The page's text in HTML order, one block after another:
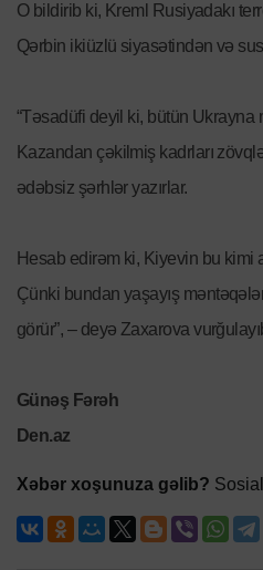
O bildirib ki, Kreml Rusiyadakı
Qərbin ikiüzlü siyasətindən və
“Təsadüfi deyil ki, bütün Ukrayna
Kazandan çəkilmiş kadrları
ədəbsiz şərhlər yazırlar.
Hesab edirəm ki, Kiyevin bu kimi
Çünki bundan yaşayış
görür”, – deyə Zaxarova
Günəş Fərəh
Den.az
Xəbər xoşunuza gəlib?